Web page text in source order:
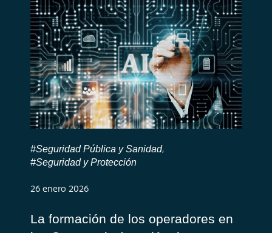
#Seguridad Pública y Sanidad,
#Seguridad y Protección
26 enero 2026
La formación de los operadores en